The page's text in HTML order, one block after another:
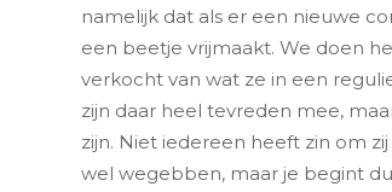
namelijk dat als er een nieuwe
een beetje vrijmaakt. We doen
verkocht van wat ze in een
zijn daar heel tevreden mee,
zijn. Niet iedereen heeft zin om
wel wegebben, maar je begint